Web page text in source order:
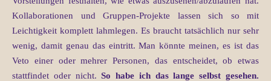
Kollaborationen und Gruppen-Projekte lassen sich so mit
Leichtigkeit komplett lahmlegen. Es braucht tatsächlich nur sehr
wenig, damit genau das eintritt. Man könnte meinen, es ist das
Veto einer oder mehrer Personen, das entscheidet, ob etwas
stattfindet oder nicht.So habe ich das lange selbst gesehen.